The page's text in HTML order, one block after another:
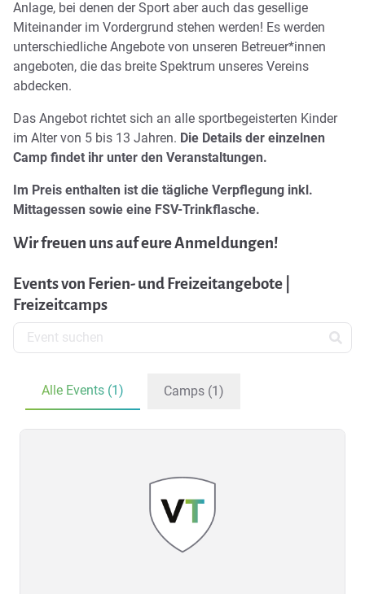
Anlage, bei denen der Sport aber auch das gesellige
Miteinander im Vordergrund stehen werden! Es werden
unterschiedliche Angebote von unseren Betreuer*innen
angeboten, die das breite Spektrum unseres Vereins
abdecken.
Das Angebot richtet sich an alle sportbegeisterten Kinder
im Alter von 5 bis 13 Jahren. Die Details der einzelnen
Camp findet ihr unter den Veranstaltungen.
Im Preis enthalten ist die tägliche Verpflegung inkl.
Mittagessen sowie eine FSV-Trinkflasche.
Wir freuen uns auf eure Anmeldungen!
Events von Ferien- und Freizeitangebote |
Freizeitcamps
Alle Events (1) Camps (1)